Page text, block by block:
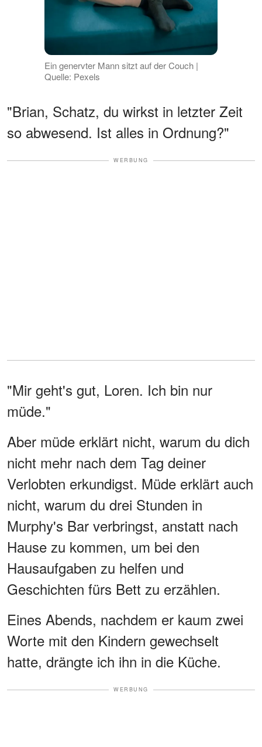
Ein genervter Mann sitzt auf der Couch |
Quelle: Pexels
"Brian, Schatz, du wirkst in letzter Zeit
so abwesend. Ist alles in Ordnung?"
WERBUNG
"Mir geht's gut, Loren. Ich bin nur
müde."
Aber müde erklärt nicht, warum du dich
nicht mehr nach dem Tag deiner
Verlobten erkundigst. Müde erklärt auch
nicht, warum du drei Stunden in
Murphy's Bar verbringst, anstatt nach
Hause zu kommen, um bei den
Hausaufgaben zu helfen und
Geschichten fürs Bett zu erzählen.
Eines Abends, nachdem er kaum zwei
Worte mit den Kindern gewechselt
hatte, drängte ich ihn in die Küche.
WERBUNG